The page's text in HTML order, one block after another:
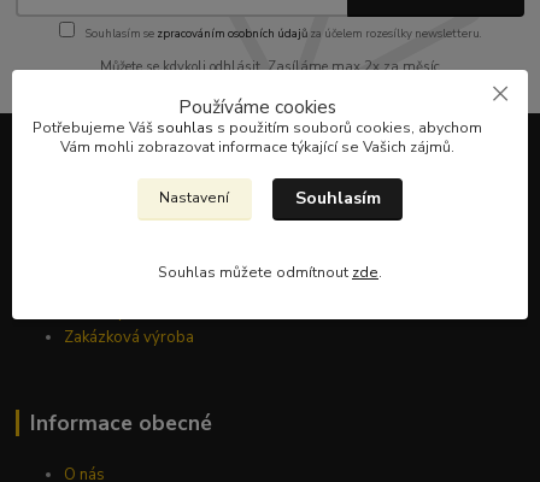
Souhlasím se zpracováním osobních údajůza účelem rozesílky newsletteru.
Můžete se kdykoli odhlásit. Zasíláme max.2x za měsíc
Informace pro zákazníky
Tabulky velikostí
Zakázková výroba
Informace obecné
O nás
Používáme cookies
Potřebujeme Váš souhlas s použitím souborů cookies, abychom
Vám mohli zobrazovat informace týkající se Vašich zájmů.
Nastavení Souhlasím
Souhlas můžete odmítnout zde.